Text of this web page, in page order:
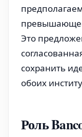
Это
сохранить
обоих
Роль